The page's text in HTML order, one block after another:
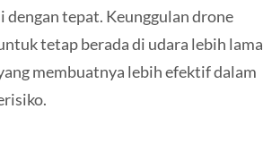
tepat. Keunggulan drone
tetap berada di udara lebih lama
membuatnya lebih efektif dalam